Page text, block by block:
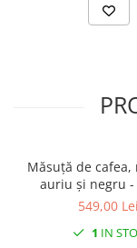
Măsuță de cafea,
auriu și negru -
549,00 Lei
1 IN